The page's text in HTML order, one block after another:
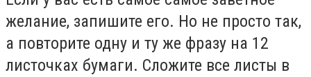
желание, запишите его. Но не просто так,
а повторите одну и ту же фразу на 12
листочках бумаги. Сложите все листы в